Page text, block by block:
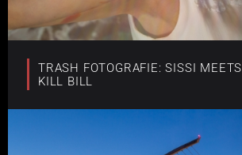
TRASH FOTOGRAFIE: SISSI MEETS
KILL BILL